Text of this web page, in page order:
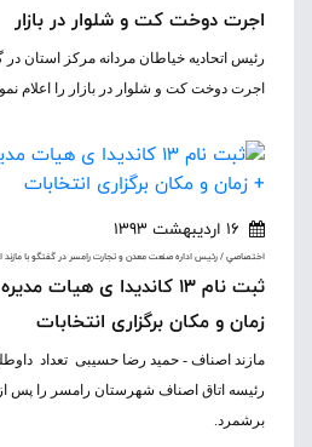
اجرت دوخت کت و شلوار در بازار
رئیس اتحادیه خیاطان مردانه مرکز استان در
اجرت دوخت کت و شلوار در بازار را اعلام
16 اردیبهشت 1393
اختصاصي / رئيس اداره صنعت معدن و تجارت رامسر در گفتگو با مازند
ثبت نام 13 کاندیدا ی
زمان و مکان برگزاری انتخابات
مازند اصناف - حمید رضا حسیبی تعداد
رئیسه اتاق اصناف شهرستان رامسر را پس از
برشمرد.